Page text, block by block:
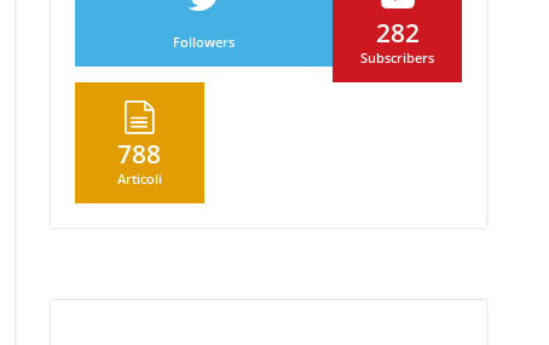
Followers 282
Subscribers
788
Articoli